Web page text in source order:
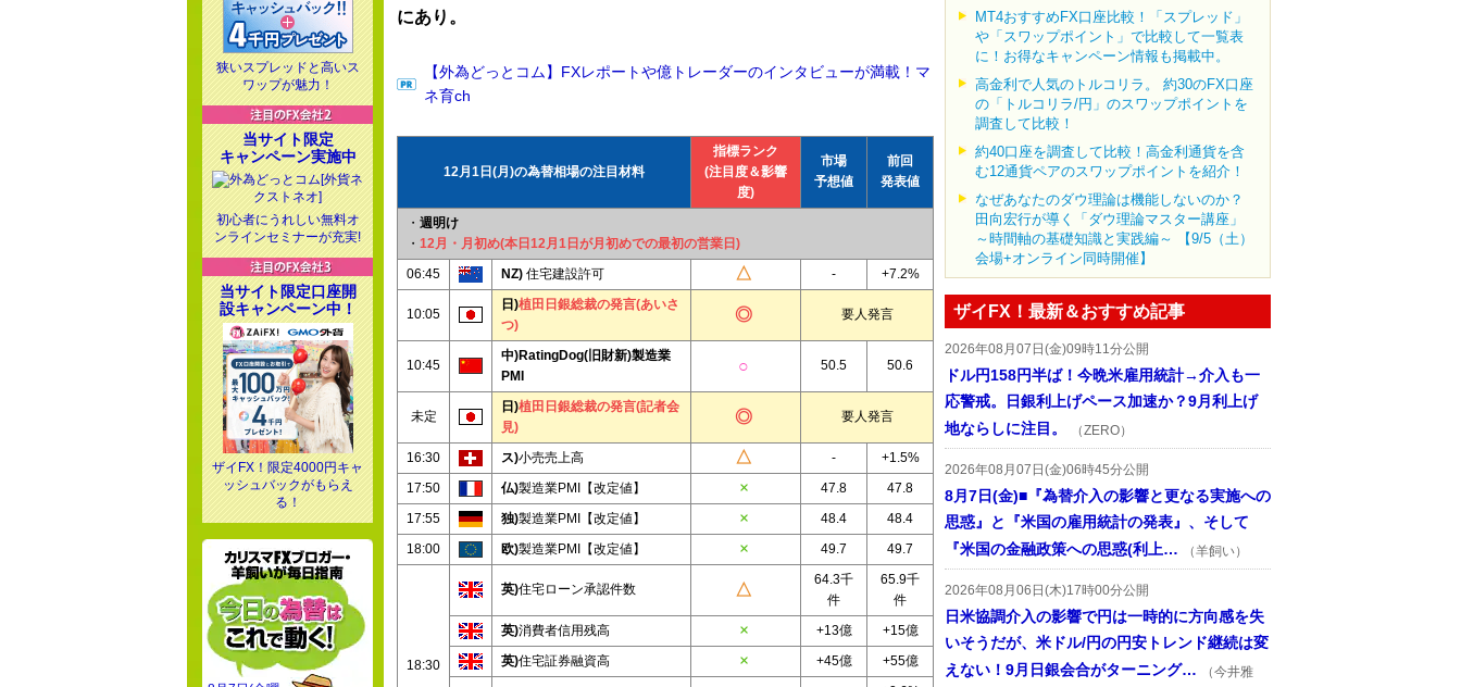
にあり。
【外為どっとコム】FXレポートや億トレーダーのインタビューが満載！マ
ネ育ch
12月1日(月)の為替相場の注目材料
指標ランク
(注目度＆影響
度)
市場
予想値
前回
発表値
・ 週明け
・ 12月・月初め(本日12月1日が月初めでの最初の営業日)
06:45
NZ) 住宅建設許可 - +7.2%
10:05
日)植田日銀総裁の発言(あいさ
つ)
要人発言
10:45
中)RatingDog(旧財新)製造業
PMI
50.5 50.6
未定
日)植田日銀総裁の発言(記者会
見)
要人発言
16:30 ス)小売売上高 -
+1.5%
17:50
仏)製造業PMI【改定値】 47.8
47.8
17:55
独)製造業PMI【改定値】 48.4
48.4
18:00
欧)製造業PMI【改定値】 49.7 49.7
18:30
英)住宅ローン承認件数
64.3千
件
65.9千
件
英)消費者信用残高 +13億
+15億
英)住宅証券融資高 +45億 +55億
MT4おすすめFX口座比較！「スプレッド」
や「スワップポイント」で比較して一覧表
に！お得なキャンペーン情報も掲載中。
高金利で人気のトルコリラ。 約30のFX口座
の「トルコリラ/円」のスワップポイントを
調査して比較！
約40口座を調査して比較！高金利通貨を含
む12通貨ペアのスワップポイントを紹介！
なぜあなたのダウ理論は機能しないのか？
田向宏行が導く「ダウ理論マスター講座」
～時間軸の基礎知識と実践編～ 【9/5（土）
会場+オンライン同時開催】
ザイFX！最新＆おすすめ記事
2026年08月07日(金)09時11分公開
ドル円158円半ば！今晩米雇用統計→介入も一
応警戒。日銀利上げペース加速か？9月利上げ
地ならしに注目。
（ZERO）
2026年08月07日(金)06時45分公開
8月7日(金)■『為替介入の影響と更なる実施への
思惑』と『米国の雇用統計の発表』、そして
『米国の金融政策への思惑(利上…
（羊飼い）
2026年08月06日(木)17時00分公開
日米協調介入の影響で円は一時的に方向感を失
いそうだが、米ドル/円の円安トレンド継続は変
えない！9月日銀会合がターニング…
（今井雅
狭いスプレッドと高いス
ワップが魅力！
当サイト限定
キャンペーン実施中
初心者にうれしい無料オ
ンラインセミナーが充実!
当サイト限定口座開
設キャンペーン中！
ザイFX！限定4000円キャ
ッシュバックがもらえ
る！